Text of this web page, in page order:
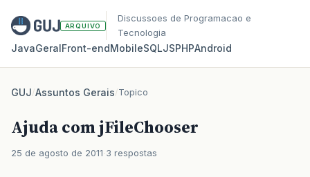
ARQUIVO
Discussoes de Programacao e
Tecnologia
JavaGeralFront‑endMobileSQLJSPHPAndroid
GUJ/Assuntos Gerais/Topico
Ajuda com jFileChooser
25 de agosto de 2011 3 respostas